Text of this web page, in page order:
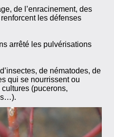
de l’enracinement, des
les défenses
arrêté les pulvérisations
de nématodes, de
qui se nourrissent ou
(pucerons,